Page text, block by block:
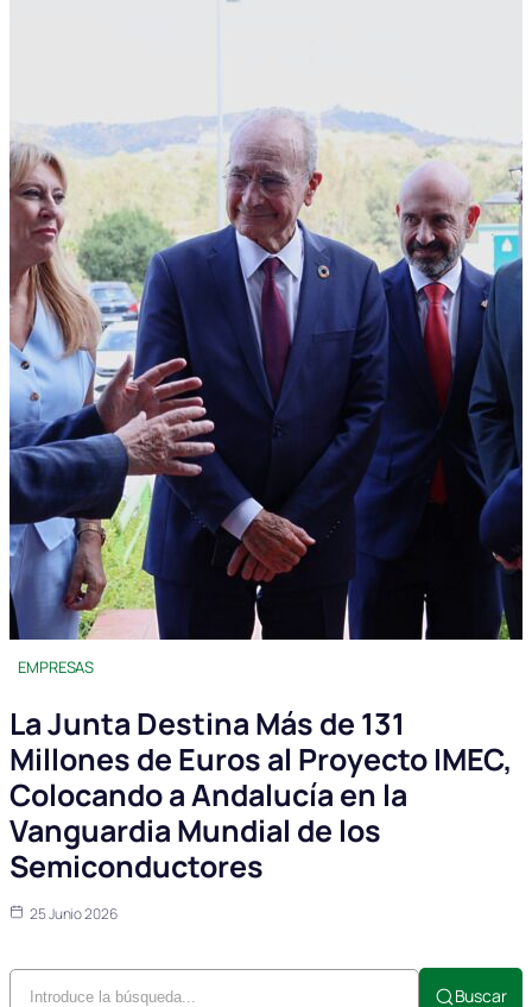
EMPRESAS
La Junta Destina Más de 131
Millones de Euros al Proyecto IMEC,
Colocando a Andalucía en la
Vanguardia Mundial de los
Semiconductores
25 Junio 2026
Buscar